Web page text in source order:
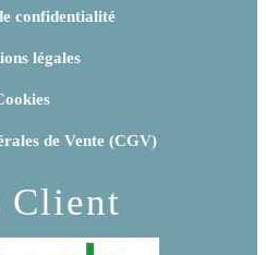
confidentialité
légales
de Vente (CGV)
Client